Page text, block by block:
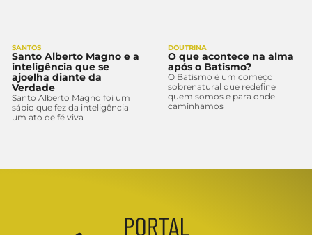
SANTOS
Santo Alberto Magno e a
inteligência que se
ajoelha diante da
Verdade
Santo Alberto Magno foi um
sábio que fez da inteligência
um ato de fé viva
DOUTRINA
O que acontece na alma
após o Batismo?
O Batismo é um começo
sobrenatural que redefine
quem somos e para onde
caminhamos